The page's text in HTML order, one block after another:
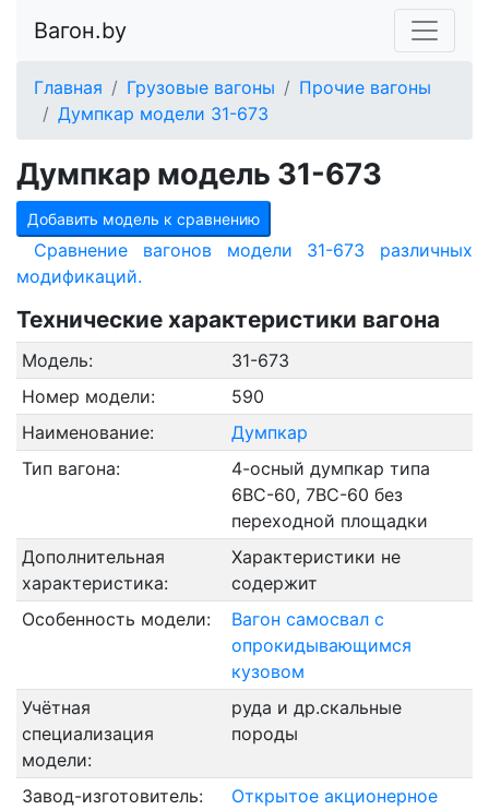
Вагон.by
Главная Грузовые вагоны
Прочие вагоны
Думпкар модели 31-673
Думпкар модель 31-673
Добавить модель к сравнению
Сравнение вагонов модели 31-673 различных
модификаций.
Технические характеристики вагона
Модель:
31-673
Номер модели:
590
Наименование:
Думпкар
Тип вагона:
4-осный думпкар типа
6ВС-60, 7ВС-60 без
переходной площадки
Дополнительная
характеристика:
Характеристики не
содержит
Особенность модели:
Вагон самосвал с
опрокидывающимся
кузовом
Учётная
специализация
модели:
руда и др.скальные
породы
Завод-изготовитель:
Открытое акционерное